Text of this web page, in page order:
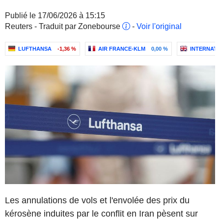
Publié le 17/06/2026 à 15:15
Reuters - Traduit par Zonebourse
- Voir l'original
LUFTHANSA -1,36 % AIR FRANCE-KLM 0,00 %
Les annulations de vols et l'envolée des prix du
kérosène induites par le conflit en Iran pèsent sur